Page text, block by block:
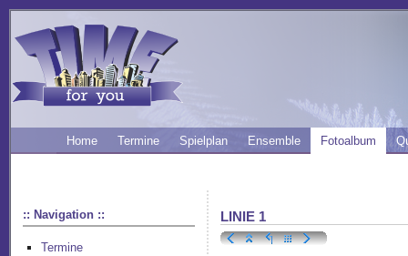
Home Termine Spielplan Ensemble Fotoalbum
:: Navigation ::
Termine
LINIE 1